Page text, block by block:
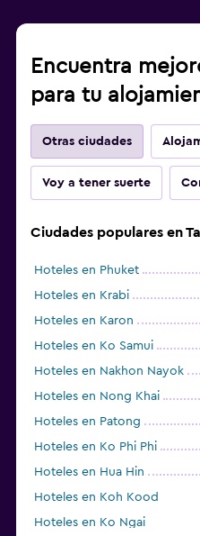
Encuentra
para tu
Otras ciudades
Voy a tener suerte
Ciudades populares en
Hoteles en Phuket
Hoteles en Krabi
Hoteles en Karon
Hoteles en Ko Samui
Hoteles en Nakhon Nayok
Hoteles en Nong Khai
Hoteles en Patong
Hoteles en Ko Phi Phi
Hoteles en Hua Hin
Hoteles en Koh Kood
Hoteles en Ko Ngai